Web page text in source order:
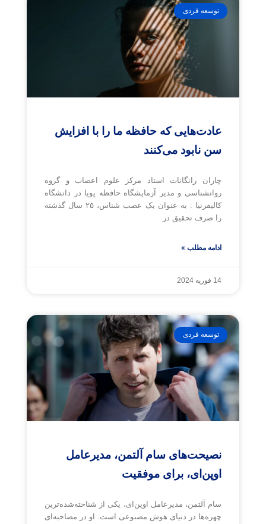
توسعه فردی
عادت‌هایی که حافظه ما را با افزایش
سن نابود می‌کنند
چاران رانگانات استاد مرکز علوم اعصاب و گروه
روانشناسی و مدیر آزمایشگاه حافظه پویا در دانشگاه
کالیفرنیا : به عنوان یک عصب شناس، ۲۵ سال گذشته
را صرف تحقیق در
ادامه مطلب »
14 فوریه 2024
توسعه فردی
نصیحت‌های سام آلتمن، مدیرعامل
اوپن‌ای، برای موفقیت
سام آلتمن، مدیرعامل اوپن‌ای، یکی از شناخته‌شده‌ترین
چهره‌ها در دنیای هوش مصنوعی است. او در مصاحبه‌ای